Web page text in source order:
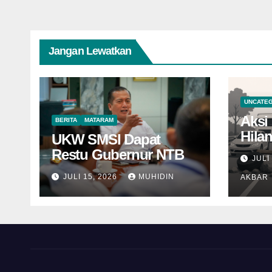
Jangan Lewatkan
BERITA MATARAM
UKW SMSI Dapat
Restu Gubernur NTB
JULI 15, 2026 MUHIDIN
Aksi
AKBAR